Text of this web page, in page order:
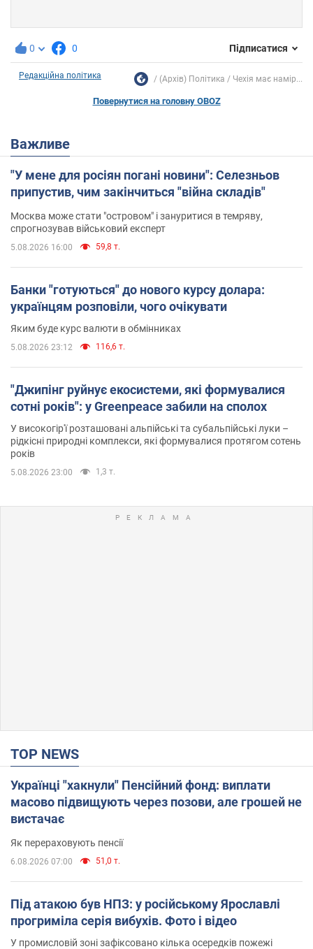
0 0 Підписатися
Редакційна політика (Архів) Політика Чехія має намір...
Повернутися на головну OBOZ
Важливе
"У мене для росіян погані новини": Селезньов
припустив, чим закінчиться "війна складів"
Москва може стати "островом" і зануритися в темряву,
спрогнозував військовий експерт
5.08.2026 16:00 59,8 т.
Банки "готуються" до нового курсу долара:
українцям розповіли, чого очікувати
Яким буде курс валюти в обмінниках
5.08.2026 23:12 116,6 т.
"Джипінг руйнує екосистеми, які формувалися
сотні років": у Greenpeace забили на сполох
У високогір'ї розташовані альпійські та субальпійські луки –
рідкісні природні комплекси, які формувалися протягом сотень
років
5.08.2026 23:00 1,3 т.
TOP NEWS
Українці "хакнули" Пенсійний фонд: виплати
масово підвищують через позови, але грошей не
вистачає
Як перераховують пенсії
6.08.2026 07:00 51,0 т.
Під атакою був НПЗ: у російському Ярославлі
прогриміла серія вибухів. Фото і відео
У промисловій зоні зафіксовано кілька осередків пожежі